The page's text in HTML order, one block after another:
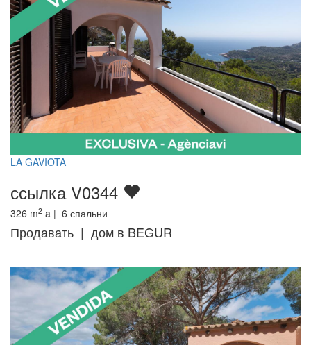
LA GAVIOTA
ссылка V0344
326 m2 a | 6 спальни
Продавать | дом в BEGUR